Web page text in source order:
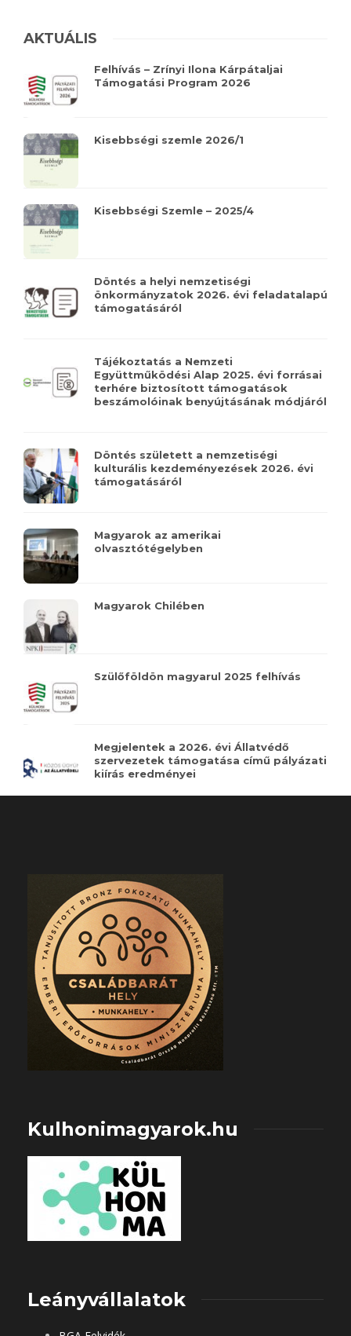
AKTUÁLIS
Felhívás – Zrínyi Ilona Kárpátaljai
Támogatási Program 2026
Kisebbségi szemle 2026/1
Kisebbségi Szemle – 2025/4
Döntés a helyi nemzetiségi
önkormányzatok 2026. évi feladatalapú
támogatásáról
Tájékoztatás a Nemzeti
Együttműködési Alap 2025. évi forrásai
terhére biztosított támogatások
beszámolóinak benyújtásának módjáról
Döntés született a nemzetiségi
kulturális kezdeményezések 2026. évi
támogatásáról
Magyarok az amerikai
olvasztótégelyben
Magyarok Chilében
Szülőföldön magyarul 2025 felhívás
Megjelentek a 2026. évi Állatvédő
szervezetek támogatása című pályázati
kiírás eredményei
Kulhonimagyarok.hu
Leányvállalatok